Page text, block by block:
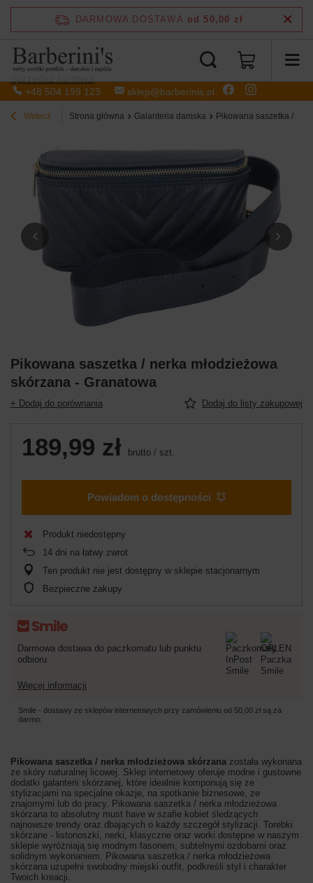
+48 504 199 123 sklep@barberinis.pl
DARMOWA DOSTAWA od 50,00 zł
Wstecz Strona główna Galanteria damska Pikowana saszetka /
Pikowana saszetka / nerka młodzieżowa
skórzana - Granatowa
+ Dodaj do porównania Dodaj do listy zakupowej
189,99 zł brutto / szt.
Powiadom o dostępności
Produkt niedostępny
14 dni na łatwy zwrot
Ten produkt nie jest dostępny w sklepie stacjonarnym
Bezpieczne zakupy
Darmowa dostawa do paczkomatu lub punktu
odbioru
Więcej informacji
Smile - dostawy ze sklepów internetowych przy zamówieniu od 50,00 zł są za
darmo.
Pikowana saszetka / nerka młodzieżowa skórzana została wykonana
ze skóry naturalnej licowej. Sklep internetowy oferuje modne i gustowne
dodatki galanterii skórzanej, które idealnie komponują się ze
stylizacjami na specjalne okazje, na spotkanie biznesowe, ze
znajomymi lub do pracy. Pikowana saszetka / nerka młodzieżowa
skórzana to absolutny must have w szafie kobiet śledzących
najnowsze trendy oraz dbających o każdy szczegół stylizacji. Torebki
skórzane - listonoszki, nerki, klasyczne oraz worki dostępne w naszym
sklepie wyróżniają się modnym fasonem, subtelnymi ozdobami oraz
solidnym wykonaniem. Pikowana saszetka / nerka młodzieżowa
skórzana uzupełni swobodny miejski outfit, podkreśli styl i charakter
Twoich kreacji.